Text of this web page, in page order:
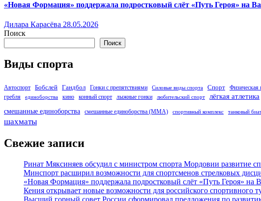
«Новая Формация» поддержала подростковый слёт «Путь Героя» на
Дилара Карасёва 28.05.2026
Поиск
Поиск
Виды спорта
Автоспорт Бобслей Гандбол Гонки с препятствиями Силовые виды спорта Спорт Физическая
гребля единоборства кино конный спорт лыжные гонки любительский спорт лёгкая атлетика
смешанные единоборства
смешанные единоборства (ММА) спортивный комплекс танковый
шахматы
Свежие записи
Ринат Мяксиняев обсудил с министром спорта Мордовии развитие
Минспорт расширил возможности для спортсменов стрелковых
«Новая Формация» поддержала подростковый слёт «Путь Героя» на
Кения открывает новые возможности для российского